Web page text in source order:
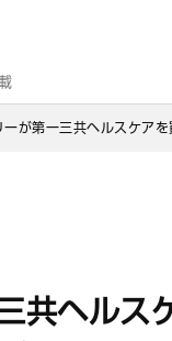
ーが第一三共ヘルスケア
共ヘル